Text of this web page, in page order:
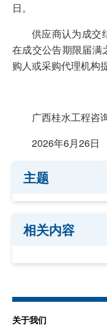
日。
供应商认为成交
在成交公告期限届满
购人或采购代理机构
广西桂水工程咨
2026年6月26日
主题
相关内容
关于我们